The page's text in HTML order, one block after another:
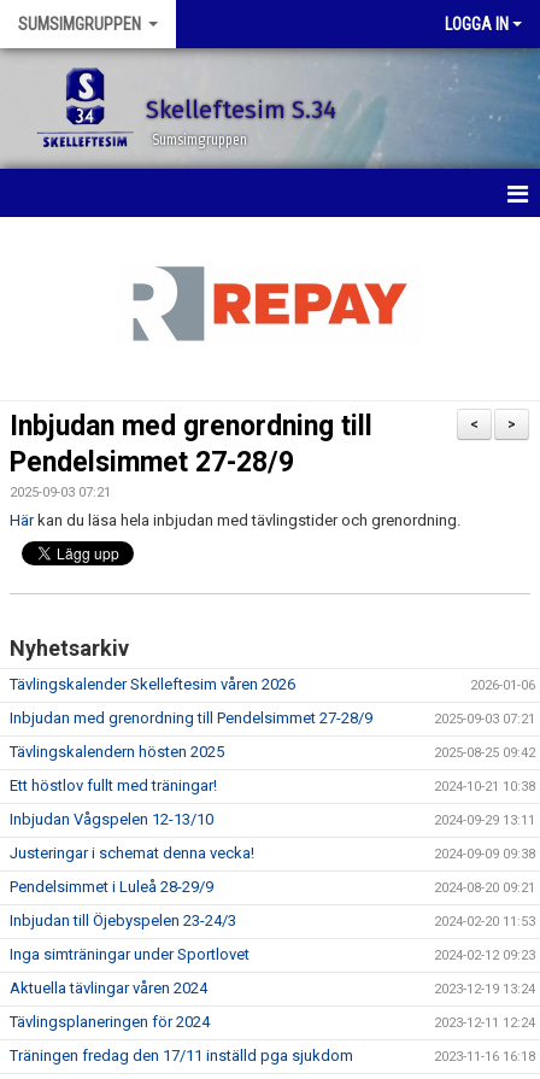
SUMSIMGRUPPEN LOGGA IN
Skelleftesim S.34
Sumsimgruppen
DOKUMENT
KONTAKT
>
<
Inbjudan med grenordning till
Pendelsimmet 27-28/9
2025-09-03 07:21
Här kan du läsa hela inbjudan med tävlingstider och grenordning.
Nyhetsarkiv
Tävlingskalender Skelleftesim våren 2026 2026-01-06
Inbjudan med grenordning till Pendelsimmet 27-28/9 2025-09-03 07:21
Tävlingskalendern hösten 2025 2025-08-25 09:42
Ett höstlov fullt med träningar! 2024-10-21 10:38
Inbjudan Vågspelen 12-13/10 2024-09-29 13:11
Justeringar i schemat denna vecka! 2024-09-09 09:38
Pendelsimmet i Luleå 28-29/9 2024-08-20 09:21
Inbjudan till Öjebyspelen 23-24/3 2024-02-20 11:53
Inga simträningar under Sportlovet 2024-02-12 09:23
Aktuella tävlingar våren 2024 2023-12-19 13:24
Tävlingsplaneringen för 2024 2023-12-11 12:24
Träningen fredag den 17/11 inställd pga sjukdom 2023-11-16 16:18